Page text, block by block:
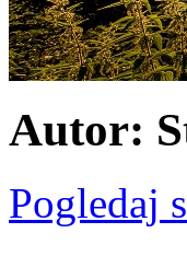
Autor:
Pogledaj